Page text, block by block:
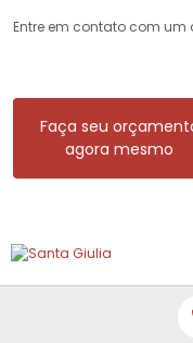
Entre em contato com
Faça seu
agora mesmo